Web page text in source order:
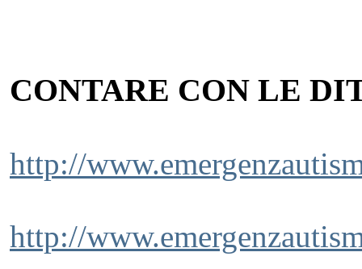
CONTARE CON LE
http://
http://